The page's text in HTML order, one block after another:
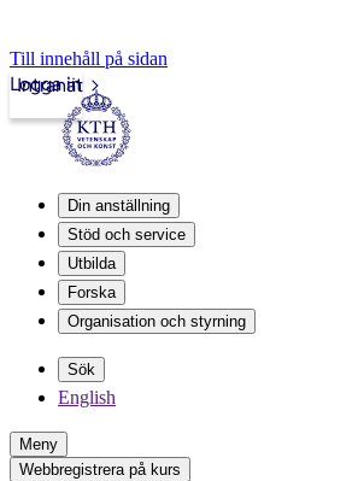
Till innehåll på sidan
Intranät
Logga in
Din anställning
Stöd och service
Utbilda
Forska
Organisation och styrning
Sök
English
Meny
Webbregistrera på kurs